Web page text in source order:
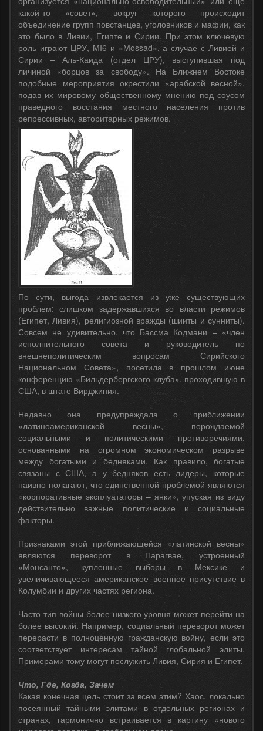
какой-то «совет», вокруг которого происходит
объединение групп повстанцев, уголовников и мафии, как
это было в Ливии, Египте и Сирии. При этом ключевую
роль играют ЦРУ, MI6 и «Mossad», а случае с Ливией и
Сирии – Аль-Каида (отдел ЦРУ), выступившая под
личиной «борцов за свободу». На Ближнем Востоке
подобные мероприятия окрестили «арабской весной»,
подав их мировому общественному мнению под соусом
праведного восстания местного населения против
репрессивных, авторитарных режимов.
По сути, выгода извлекается из уже существующих
проблем: слишком задержавшихся во власти режимов
(Египет, Ливия), религиозной вражды (шииты и сунниты).
Совсем не удивительно, что Бассма Кодмани – «член
исполнительного совета и руководитель по
внешнеполитическим вопросам Сирийского
Национальном Совета», посетила в прошлом июне
конференцию «Бильдербергского клуба», проходившую в
США, в штате Вирджиния.
Недавно она предупреждала о приближении
«латиноамериканской весны», порождаемой
социальными и политическими противоречиями,
основанными на огромном экономическом разрыве
между богатыми и бедняками. Как правило, богатые
связаны с США, а у бедняков есть лидеры, которые
наивно полагают, что единственной проблемой являются
«корпоративные эксплуататоры – янки», упуская из виду
действительно важные политические и социальные
факторы.
Признаками этой приближающейся «латинской весны»
являются переворот в Парагвае, устроенный
«Монсанто», купленные выборы в Мексике и
увеличивающееся американское военное присутствие в
Колумбии и других частях региона.
Часто тип войны более низкого уровня может перейти на
более высокий. Например, социальный переворот может
перерасти в полноценную гражданскую войну, если это
соответствует интересам тайной глобальной элиты.
Примерами тому могут послужить Ливия, Сирия и Египет.
Что, Где, Когда, Зачем
Какая конечная цель стоит за всем этим? Хаос, локально
посеянный тайными элитами в отдельных регионах и
странах, гармонично встраивается в картину «нового